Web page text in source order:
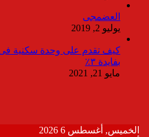
العضمجى
يوليو 2, 2019
كيف تقدم على وحدة سكنية فى
بفايدة ٣٪
مايو 21, 2021